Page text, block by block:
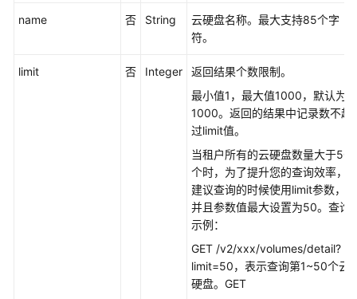
用
name 否 String
云硬盘名称。最大支持85个字
符。
limit 否 Integer
返回结果个数限制。
最小值1，最大值1000，默认为
1000。返回的结果中记录数不超
过limit值。
当租户所有的云硬盘数量大于50
个时，为了提升您的查询效率，
建议查询的时候使用limit参数，
并且参数值最大设置为50。查询
示例：
GET /v2/xxx/volumes/detail?
limit=50，表示查询第1~50个云
硬盘。GET